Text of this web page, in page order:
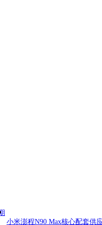
小米澎程N90 Max核心配套供